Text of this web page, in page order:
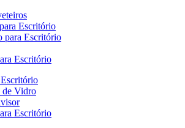
Escritório
para Escritório
Escritório
Vidro
Escritório